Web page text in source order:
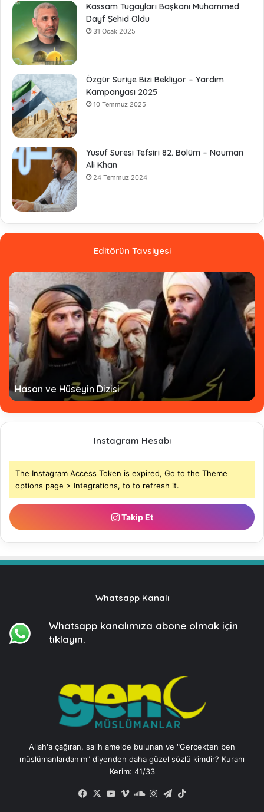
Kassam Tugayları Başkanı Muhammed
Dayf Şehid Oldu
31 Ocak 2025
Özgür Suriye Bizi Bekliyor – Yardım
Kampanyası 2025
10 Temmuz 2025
Yusuf Suresi Tefsiri 82. Bölüm – Nouman
Ali Khan
24 Temmuz 2024
Editörün Tavsiyesi
Hasan ve Hüseyin Dizisi
Instagram Hesabı
The Instagram Access Token is expired, Go to the Theme
options page > Integrations, to to refresh it.
Takip Et
Whatsapp Kanalı
Whatsapp kanalımıza abone olmak için
tıklayın.
Allah'a çağıran, salih amelde bulunan ve "Gerçekten ben
müslümanlardanım" diyenden daha güzel sözlü kimdir? Kuranı
Kerim: 41/33
Facebook
X YouTube
VimeoSoundCloud
Instagram
Telegram